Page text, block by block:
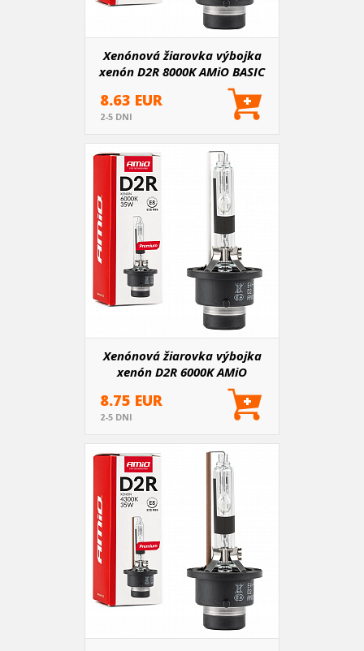
Xenónová žiarovka výbojka
xenón D2R 8000K AMiO BASIC
8.63 EUR
2-5 DNI
Xenónová žiarovka výbojka
xenón D2R 6000K AMiO
8.75 EUR
2-5 DNI